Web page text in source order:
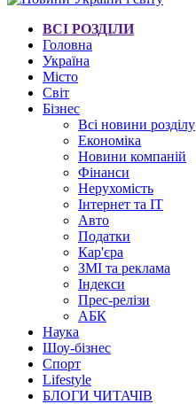
ВСІ РОЗДІЛИ
Головна
Україна
Місто
Світ
Бізнес
Всі новини розділу
Економіка
Новини компаній
Фінанси
Нерухомість
Інтернет та IT
Авто
Податки
Кар'єра
ЗМІ та реклама
Індекси
Прес-релізи
АБК
Наука
Шоу-бізнес
Спорт
Lifestyle
БЛОГИ ЧИТАЧІВ